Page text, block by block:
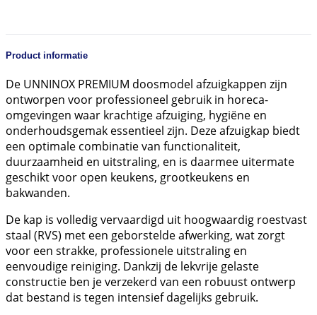
Product informatie
De UNNINOX PREMIUM doosmodel afzuigkappen zijn
ontworpen voor professioneel gebruik in horeca-
omgevingen waar krachtige afzuiging, hygiëne en
onderhoudsgemak essentieel zijn. Deze afzuigkap biedt
een optimale combinatie van functionaliteit,
duurzaamheid en uitstraling, en is daarmee uitermate
geschikt voor open keukens, grootkeukens en
bakwanden.
De kap is volledig vervaardigd uit hoogwaardig roestvast
staal (RVS) met een geborstelde afwerking, wat zorgt
voor een strakke, professionele uitstraling en
eenvoudige reiniging. Dankzij de lekvrije gelaste
constructie ben je verzekerd van een robuust ontwerp
dat bestand is tegen intensief dagelijks gebruik.